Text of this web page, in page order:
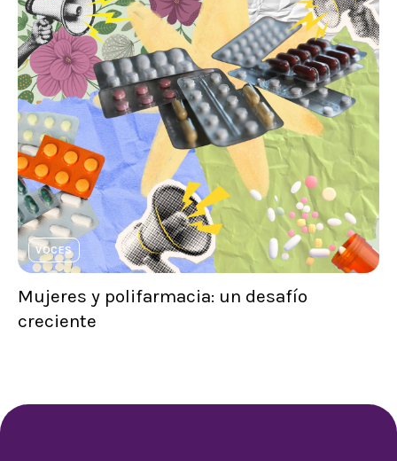
VOCES
Mujeres y polifarmacia: un desafío
creciente